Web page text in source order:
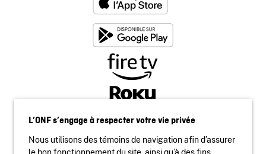
L’ONF s’engage à respecter votre vie privée
Nous utilisons des témoins de navigation afin d’assurer